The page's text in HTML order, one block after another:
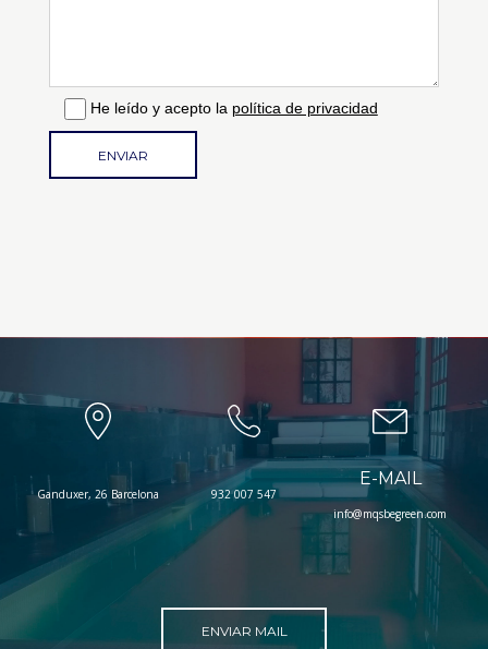
He leído y acepto la política de privacidad
Ganduxer, 26 Barcelona 932 007 547
E-MAIL
info@mqsbegreen.com
ENVIAR MAIL